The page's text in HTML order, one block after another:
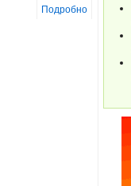
Подробно